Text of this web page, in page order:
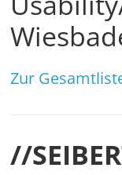
bessere
Website
Performance
Zur
//